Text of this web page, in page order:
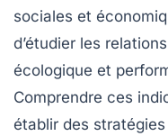
sociales et
d’étudier les
écologique et
Comprendre ces
établir des